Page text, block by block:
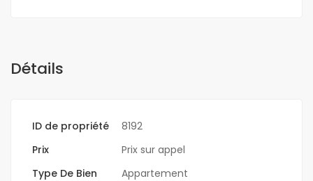
Détails
ID de propriété
8192
Prix
Prix sur appel
Type De Bien
Appartement